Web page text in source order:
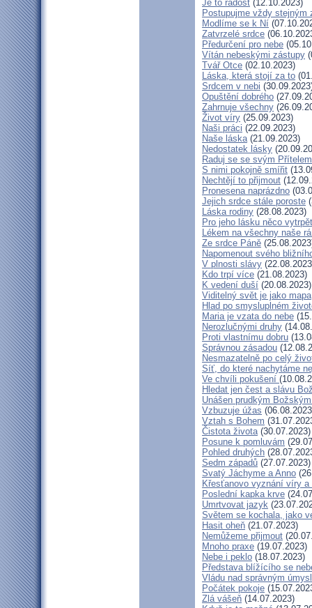
Je to radost (12.10.2023)
Postupujme vždy stejným
Modlíme se k Ní
Zatvrzelé srdce
Předurčení pro nebe
Vítán nebeskými zástupy
Tvář Otce (02.10.2023)
Láska, která stojí za to
Srdcem v nebi
Opuštění dobrého
Zahrnuje všechny
Život víry (25.09.2023)
Naši práci (22.09.2023)
Naše láska(21.09.2023)
Nedostatek lásky
Raduj se se svým Přítelem
S nimi pokojně smířit
Nechtějí to přijmout
Pronesena naprázdno
Jejich srdce stále poroste
Láska rodiny (28.08.2023)
Pro jeho lásku něco vytrpět
Lékem na všechny naše
Ze srdce Páně
Napomenout svého
V plnosti slávy
Kdo trpí více (21.08.2023)
K vedení duší (20.08.2023)
Viditelný svět je jako mapa
Hlad po smysluplném
Maria je vzata do nebe
Nerozlučnými druhy
Proti vlastnímu dobru
Správnou zásadou
Nesmazatelně po celý
Síť, do které nachytáme
Ve chvíli pokušení
Hledat jen čest a slávu
Unášen prudkým
Vzbuzuje úžas
Vztah s Bohem
Čistota života(30.07.2023)
Posune k pomluvám
Pohled druhých
Sedm západů (27.07.2023)
Svatý Jáchyme a Anno
Křesťanovo vyznání víry a
Poslední kapka krve
Umrtvovat jazyk
Světem se kochala, jako
Hasit oheň (21.07.2023)
Nemůžeme přijmout
Mnoho praxe (19.07.2023)
Nebe i peklo (18.07.2023)
Představa blížícího se
Vládu nad správným
Počátek pokoje
Zlá vášeň (14.07.2023)